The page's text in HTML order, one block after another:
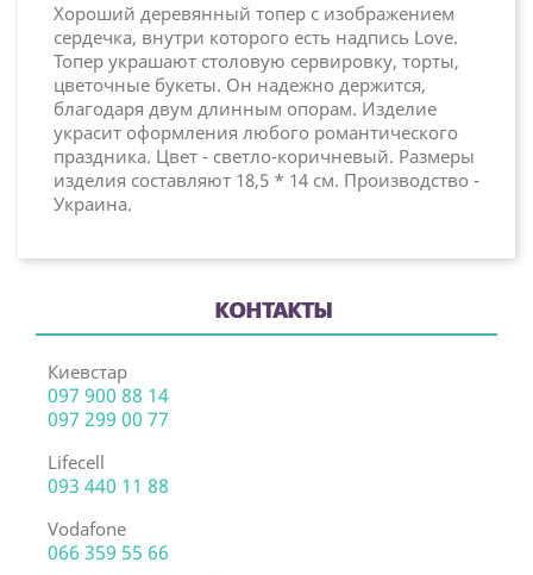
Хороший деревянный топер с изображением
сердечка, внутри которого есть надпись Love.
Топер украшают столовую сервировку, торты,
цветочные букеты. Он надежно держится,
благодаря двум длинным опорам. Изделие
украсит оформления любого романтического
праздника. Цвет - светло-коричневый. Размеры
изделия составляют 18,5 * 14 см. Производство -
Украина.
КОНТАКТЫ
Киевстар
097 900 88 14
097 299 00 77
Lifecell
093 440 11 88
Vodafone
066 359 55 66